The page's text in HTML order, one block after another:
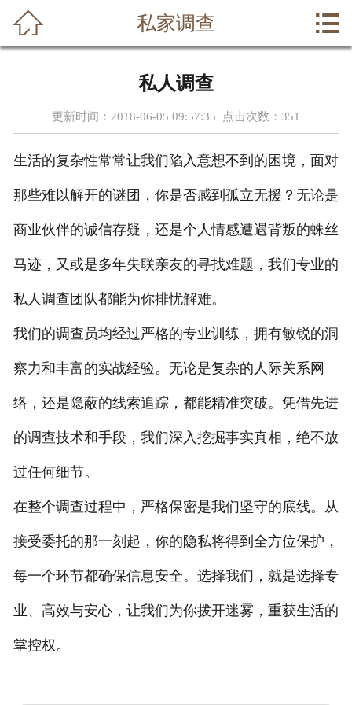
侦探案例
行业资讯
侦探事务所
 私家调查 
私人调查
更新时间：2018-06-05 09:57:35 点击次数： 351
生活的复杂性常常让我们陷入意想不到的困境，面对
那些难以解开的谜团，你是否感到孤立无援？无论是
商业伙伴的诚信存疑，还是个人情感遭遇背叛的蛛丝
马迹，又或是多年失联亲友的寻找难题，我们专业的
私人调查团队都能为你排忧解难。
我们的调查员均经过严格的专业训练，拥有敏锐的洞
察力和丰富的实战经验。无论是复杂的人际关系网
络，还是隐蔽的线索追踪，都能精准突破。凭借先进
的调查技术和手段，我们深入挖掘事实真相，绝不放
过任何细节。
在整个调查过程中，严格保密是我们坚守的底线。从
接受委托的那一刻起，你的隐私将得到全方位保护，
每一个环节都确保信息安全。选择我们，就是选择专
业、高效与安心，让我们为你拨开迷雾，重获生活的
掌控权。